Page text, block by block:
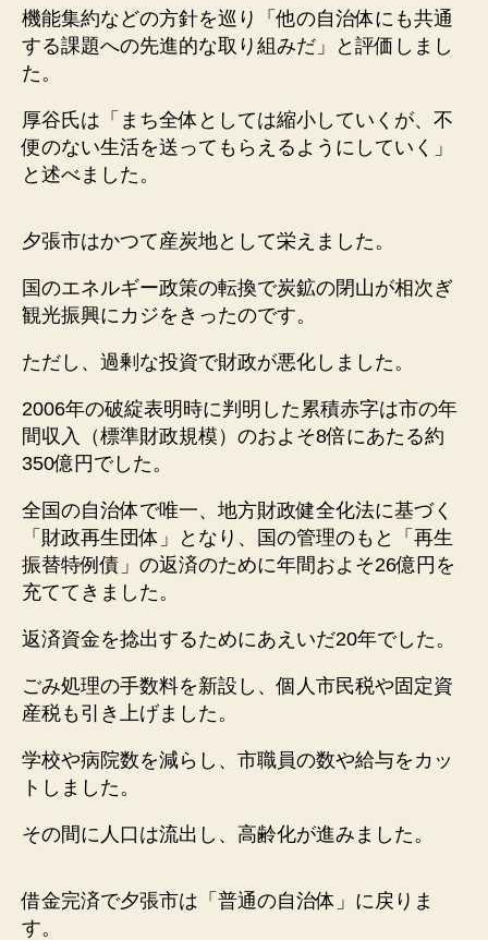
機能集約などの方針を巡り「他の自治体にも共通
する課題への先進的な取り組みだ」と評価しまし
た。
厚谷氏は「まち全体としては縮小していくが、不
便のない生活を送ってもらえるようにしていく」
と述べました。
夕張市はかつて産炭地として栄えました。
国のエネルギー政策の転換で炭鉱の閉山が相次ぎ
観光振興にカジをきったのです。
ただし、過剰な投資で財政が悪化しました。
2006年の破綻表明時に判明した累積赤字は市の年
間収入（標準財政規模）のおよそ8倍にあたる約
350億円でした。
全国の自治体で唯一、地方財政健全化法に基づく
「財政再生団体」となり、国の管理のもと「再生
振替特例債」の返済のために年間およそ26億円を
充ててきました。
返済資金を捻出するためにあえいだ20年でした。
ごみ処理の手数料を新設し、個人市民税や固定資
産税も引き上げました。
学校や病院数を減らし、市職員の数や給与をカッ
トしました。
その間に人口は流出し、高齢化が進みました。
借金完済で夕張市は「普通の自治体」に戻りま
す。